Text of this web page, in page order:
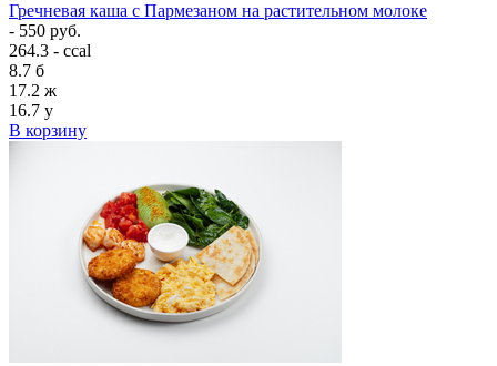
Гречневая каша с Пармезаном на растительном молоке
- 550 руб.
264.3 - ccal
8.7 б
17.2 ж
16.7 у
В корзину